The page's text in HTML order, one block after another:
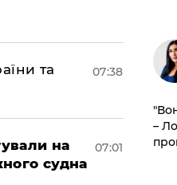
та
07:38
на
судна
07:01
–